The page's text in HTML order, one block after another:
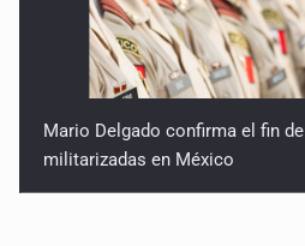
Mario Delgado confirma el fin
militarizadas en México